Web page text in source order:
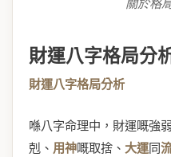
關於格
財運八字格局分
財運八字格局分析
喺八字命理中，財運嘅強
剋、 用神嘅取捨、 大運同